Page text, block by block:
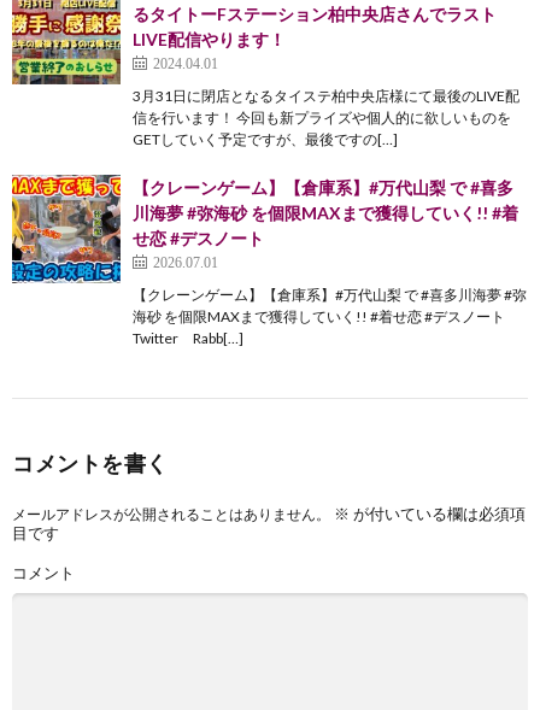
るタイトーFステーション柏中央店さんでラスト
LIVE配信やります！
2024.04.01
3月31日に閉店となるタイステ柏中央店様にて最後のLIVE配
信を行います！ 今回も新プライズや個人的に欲しいものを
GETしていく予定ですが、最後ですの[…]
【クレーンゲーム】【倉庫系】#万代山梨 で #喜多
川海夢 #弥海砂 を個限MAXまで獲得していく!! #着
せ恋 #デスノート
2026.07.01
【クレーンゲーム】【倉庫系】#万代山梨 で #喜多川海夢 #弥
海砂 を個限MAXまで獲得していく!! #着せ恋 #デスノート
Twitter Rabb[…]
コメントを書く
メールアドレスが公開されることはありません。 ※ が付いている欄は必須項
目です
コメント